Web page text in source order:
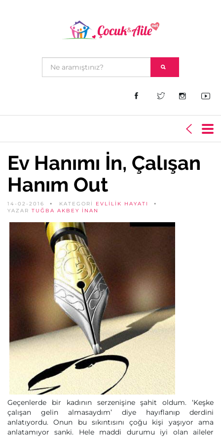
Ev Hanımı İn, Çalışan
Hanım Out
14-02-2016 KATEGORİ EVLILIK HAYATI
YAZAR TUĞBA AKBEY İNAN
Geçenlerde bir kadının serzenişine şahit oldum. ‘Keşke
çalışan gelin almasaydım’ diye hayıflanıp derdini
anlatıyordu. Onun bu sıkıntısını çoğu kişi yaşıyor ama
anlatamıyor sanki. Hele maddi durumu iyi olan aileler